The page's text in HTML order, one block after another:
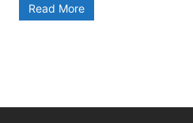
Read More